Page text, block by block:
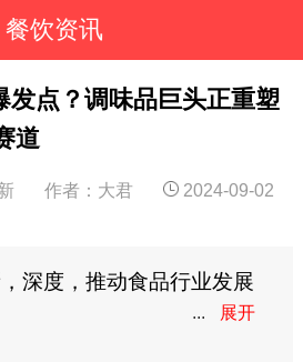
餐饮资讯
发点？调味品巨头正重塑
道
作者：大君
2024-09-02
深度，推动食品行业发展